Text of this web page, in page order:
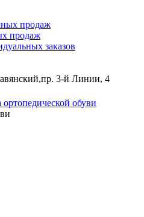
продаж
продаж
заказов
3-й Линии, 4